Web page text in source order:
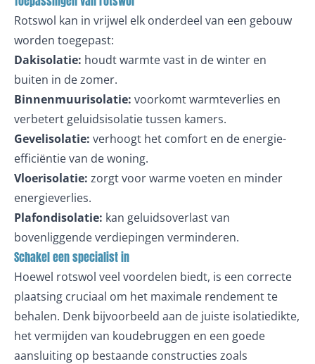
Rotswol kan in vrijwel elk onderdeel van een gebouw
worden toegepast:
Dakisolatie: houdt warmte vast in de winter en
buiten in de zomer.
Binnenmuurisolatie: voorkomt warmteverlies en
verbetert geluidsisolatie tussen kamers.
Gevelisolatie: verhoogt het comfort en de energie-
efficiëntie van de woning.
Vloerisolatie: zorgt voor warme voeten en minder
energieverlies.
Plafondisolatie: kan geluidsoverlast van
bovenliggende verdiepingen verminderen.
Schakel een specialist in
Hoewel rotswol veel voordelen biedt, is een correcte
plaatsing cruciaal om het maximale rendement te
behalen. Denk bijvoorbeeld aan de juiste isolatiedikte,
het vermijden van koudebruggen en een goede
aansluiting op bestaande constructies zoals